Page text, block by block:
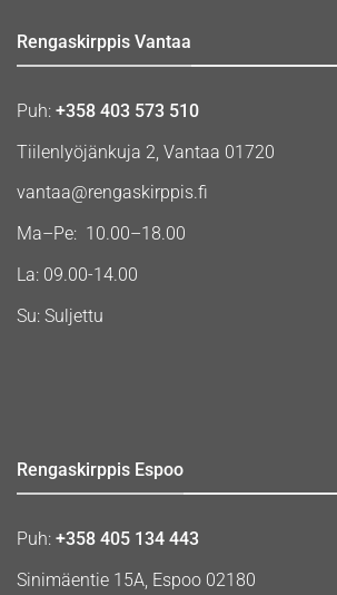
Rengaskirppis Vantaa
Puh: +358 403 573 510
Tiilenlyöjänkuja 2, Vantaa 01720
vantaa@rengaskirppis.fi
Ma–Pe: 10.00–18.00
La: 09.00-14.00
Su: Suljettu
Rengaskirppis Espoo
Puh: +358 405 134 443
Sinimäentie 15A, Espoo 02180